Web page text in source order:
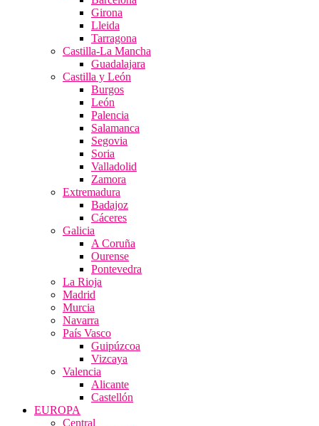
Girona
Lleida
Tarragona
Castilla-La Mancha
Guadalajara
Castilla y León
Burgos
León
Palencia
Salamanca
Segovia
Soria
Valladolid
Zamora
Extremadura
Badajoz
Cáceres
Galicia
A Coruña
Ourense
Pontevedra
La Rioja
Madrid
Murcia
Navarra
País Vasco
Guipúzcoa
Vizcaya
Valencia
Alicante
Castellón
EUROPA
Central